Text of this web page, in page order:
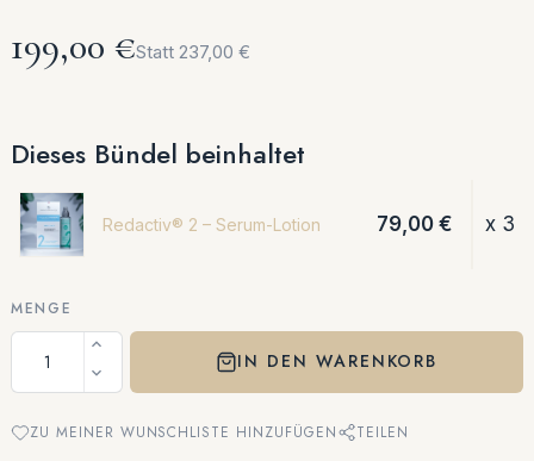
199,00 €Statt 237,00 €
Dieses Bündel beinhaltet
Redactiv® 2 – Serum-Lotion 79,00 € x 3
MENGE
IN DEN WARENKORB
ZU MEINER WUNSCHLISTE HINZUFÜGEN TEILEN